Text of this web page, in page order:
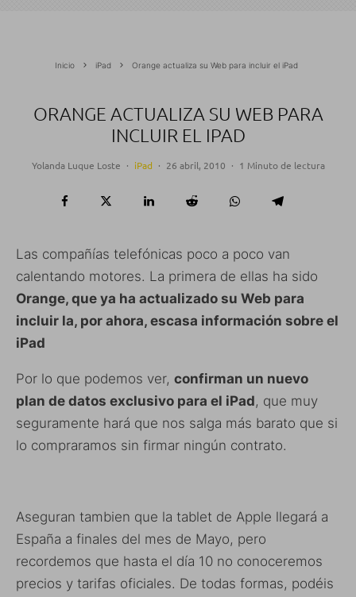
Inicio iPad Orange actualiza su Web para incluir el iPad
ORANGE ACTUALIZA SU WEB PARA
INCLUIR EL IPAD
Yolanda Luque Loste · iPad · 26 abril, 2010 · 1 Minuto de lectura
Las compañías telefónicas poco a poco van
calentando motores. La primera de ellas ha sido
Orange, que ya ha actualizado su Web para
incluir la, por ahora, escasa información sobre el
iPad
Por lo que podemos ver, confirman un nuevo
plan de datos exclusivo para el iPad, que muy
seguramente hará que nos salga más barato que si
lo compraramos sin firmar ningún contrato.
Aseguran tambien que la tablet de Apple llegará a
España a finales del mes de Mayo, pero
recordemos que hasta el día 10 no conoceremos
precios y tarifas oficiales. De todas formas, podéis